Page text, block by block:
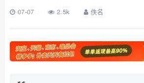
07-07 2.5k 佚名